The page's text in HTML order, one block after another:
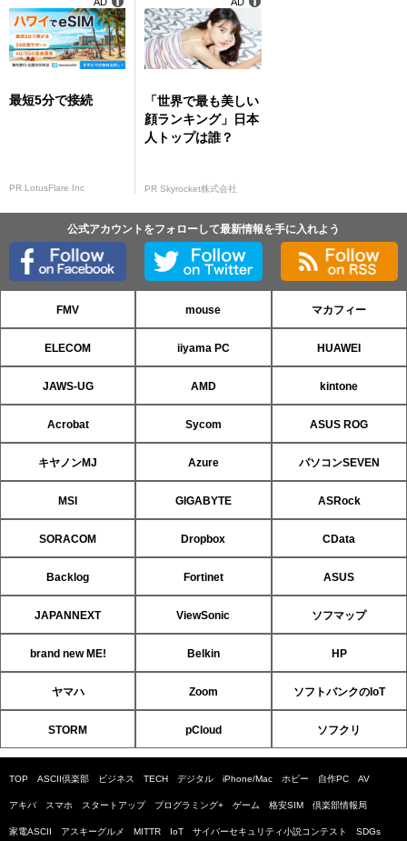
最短5分で接続
PR LotusFlare Inc
「世界で最も美しい
顔ランキング」日本
人トップは誰？
PR Skyrocket株式会社
公式アカウントをフォローして最新情報を手に入れよう
FMV mouse マカフィー
ELECOM iiyama PC HUAWEI
JAWS-UG AMD kintone
Acrobat Sycom ASUS ROG
キヤノンMJ Azure パソコンSEVEN
MSI GIGABYTE ASRock
SORACOM Dropbox CData
Backlog Fortinet ASUS
JAPANNEXT ViewSonic ソフマップ
brand new ME! Belkin HP
ヤマハ Zoom ソフトバンクのIoT
STORM pCloud ソフクリ
TOP ASCII倶楽部 ビジネス TECH デジタル iPhone/Mac ホビー 自作PC AV
アキバ スマホ スタートアップ プログラミング+ ゲーム 格安SIM 倶楽部情報局
家電ASCII アスキーグルメ MITTR IoT サイバーセキュリティ小説コンテスト SDGs